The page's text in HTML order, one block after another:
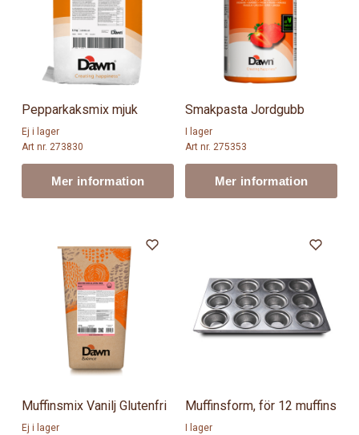
Pepparkaksmix mjuk
Ej i lager
Art nr. 273830
Mer information
Smakpasta Jordgubb
I lager
Art nr. 275353
Mer information
Muffinsmix Vanilj Glutenfri
Ej i lager
Muffinsform, för 12 muffins
I lager